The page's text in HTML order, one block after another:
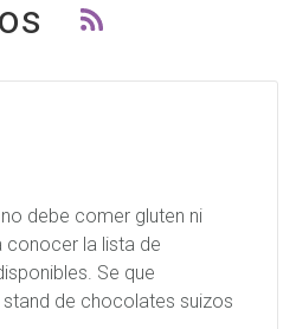
debe comer gluten ni
conocer la lista de
Se que
de chocolates suizos